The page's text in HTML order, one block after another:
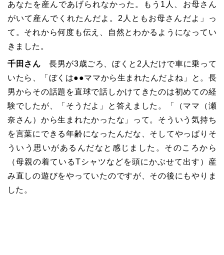
あなたを産んであげられなかった。もう1人、お母さん
がいて産んでくれたんだよ。2人ともお母さんだよ 」
っ
て。それから何度も伝え、自然とわかるようになってい
きました。
千田さん長男が3歳ごろ、ぼくと2人だけで車に乗って
いたら、
「 ぼくは●●ママから生まれたんだよね 」
と。長
男からその話題を直球で話しかけてきたのは初めての経
験でしたが、
「 そうだよ 」 と答えました。 「
（ママ（瀬
奈さん）から生まれたかったな 」
って。そういう気持ち
を言葉にできる年齢になったんだな、そしてやっぱりそ
ういう思いがあるんだなと感じました。そのころから
（母親の着ているTシャツなどを頭にかぶせて出す）産
み直しの遊びをやっていたのですが、その後にもやりま
した。